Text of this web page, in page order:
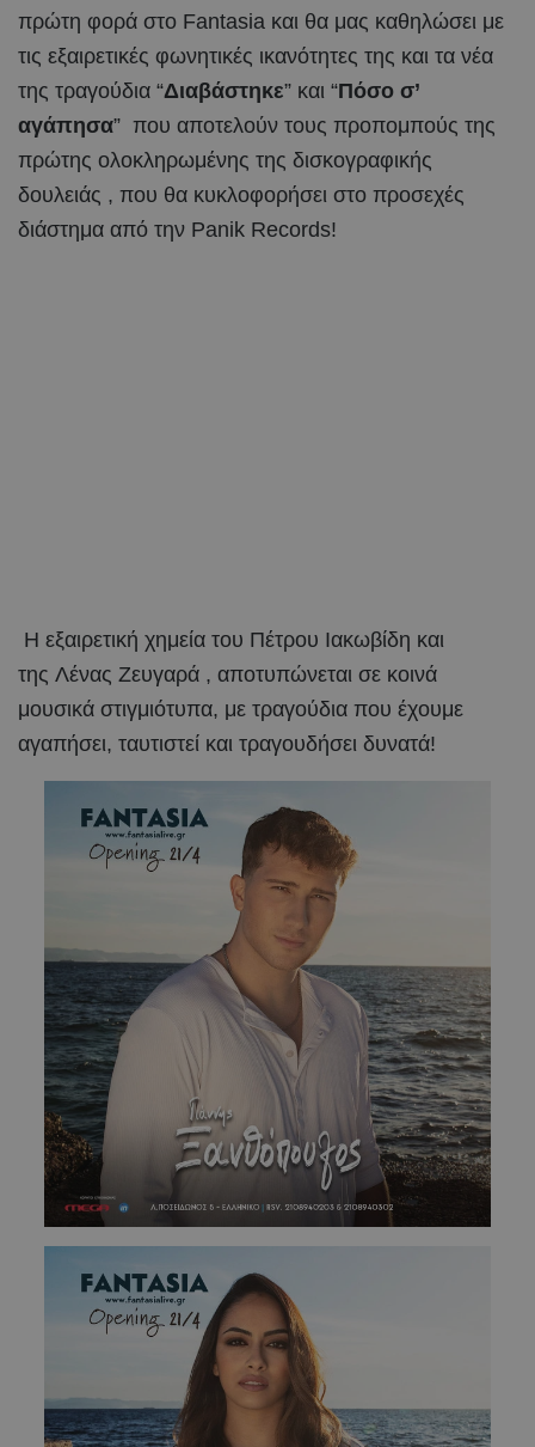
πρώτη φορά στο Fantasia και θα μας καθηλώσει με
τις εξαιρετικές φωνητικές ικανότητες της και τα νέα
της τραγούδια “Διαβάστηκε” και “Πόσο σ’
αγάπησα” που αποτελούν τους προπομπούς της
πρώτης ολοκληρωμένης της δισκογραφικής
δουλειάς , που θα κυκλοφορήσει στο προσεχές
διάστημα από την Panik Records!
Η εξαιρετική χημεία του Πέτρου Ιακωβίδη και
της Λένας Ζευγαρά , αποτυπώνεται σε κοινά
μουσικά στιγμιότυπα, με τραγούδια που έχουμε
αγαπήσει, ταυτιστεί και τραγουδήσει δυνατά!